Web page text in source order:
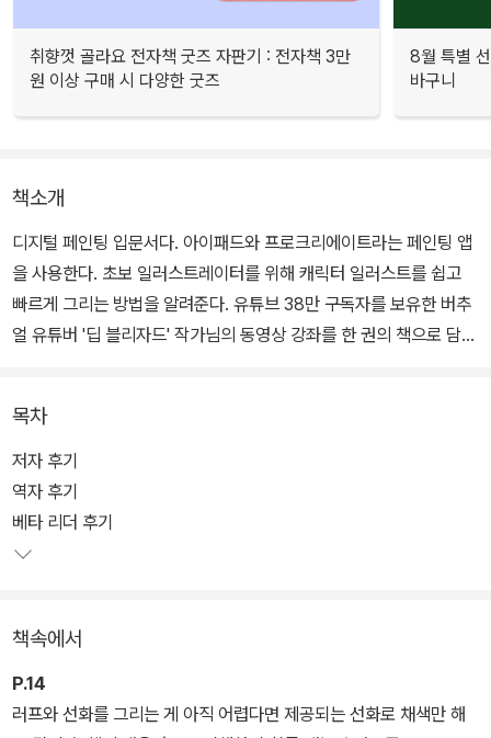
취향껏 골라요 전자책 굿즈 자판기 : 전자책 3만
원 이상 구매 시 다양한 굿즈
8월 특별
바구니
책소개
디지털 페인팅 입문서다. 아이패드와 프로크리에이트라는 페인팅 앱
을 사용한다. 초보 일러스트레이터를 위해 캐릭터 일러스트를 쉽고
빠르게 그리는 방법을 알려준다. 유튜브 38만 구독자를 보유한 버추
얼 유튜버 '딥 블리자드' 작가님의 동영상 강좌를 한 권의 책으로 담았
목차
저자 후기
역자 후기
베타 리더 후기
책속에서
P.14
러프와 선화를 그리는 게 아직 어렵다면 제공되는 선화로 채색만 해